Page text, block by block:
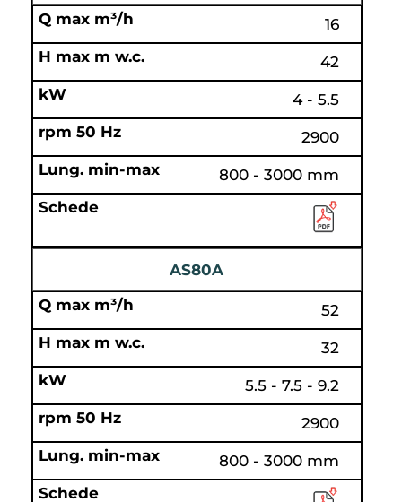
16
42
4 - 5.5
2900
800 - 3000 mm
AS80A
52
32
5.5 - 7.5 - 9.2
2900
800 - 3000 mm